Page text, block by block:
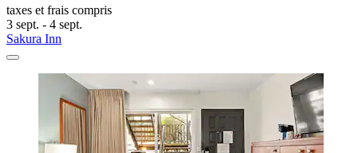
taxes et frais compris
3 sept. - 4 sept.
Sakura Inn